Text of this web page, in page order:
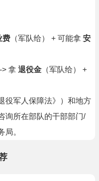
费 （军队给） + 可能拿 安
-> 拿 退役金 （军队给） +
役军人保障法》）和地方
询所在部队的干部部门/
局。